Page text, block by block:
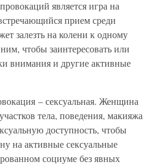
является игра на
прием среди
залезть на колени к одному
чтобы заинтересовать или
внимания и другие активные
– сексуальная. Женщина
тела, поведения, макияжа
доступность, чтобы
на активные сексуальные
социуме без явных